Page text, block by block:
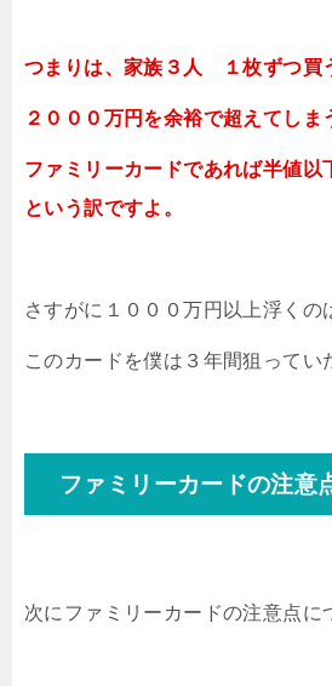
つまりは、家族３人 １枚ずつ買
２０００万円を余裕で超えてしま
ファミリーカードであれば半値以
という訳ですよ。
さすがに１０００万円以上浮くの
このカードを僕は３年間狙ってい
ファミリーカードの注意
次にファミリーカードの注意点に